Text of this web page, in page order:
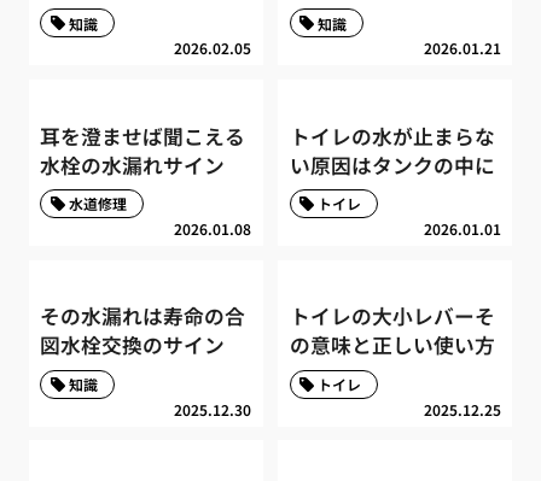
2026.02.05
知識
2026.01.21
知識
耳を澄ませば聞こえる
水栓の水漏れサイン
2026.01.08
水道修理
トイレの水が止まらな
い原因はタンクの中に
2026.01.01
トイレ
その水漏れは寿命の合
図水栓交換のサイン
2025.12.30
知識
トイレの大小レバーそ
の意味と正しい使い方
2025.12.25
トイレ